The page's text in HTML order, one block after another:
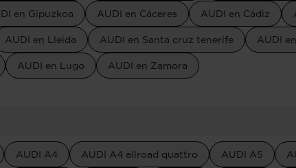
en Gipuzkoa AUDI en Cáceres AUDI en Cádiz
AUDI en Lleida AUDI en Santa cruz tenerife AUDI
AUDI en Lugo AUDI en Zamora
AUDI A4 AUDI A4 allroad quattro AUDI A5